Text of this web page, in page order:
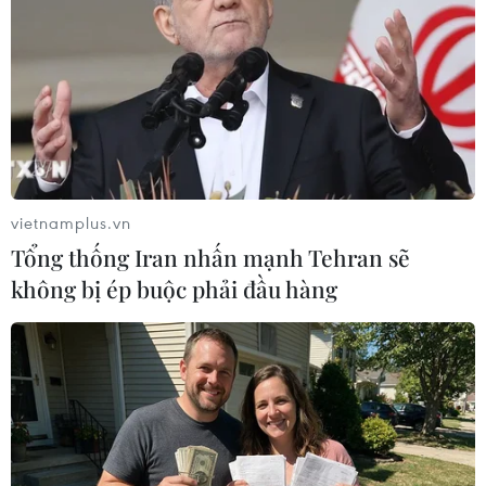
còn 15% để đổi lấy việc Hàn
Quốc đầu tư tổng cộng 350 tỷ
USD vào Mỹ.
vietnamplus.vn
Tổng thống Iran nhấn mạnh Tehran sẽ
không bị ép buộc phải đầu hàng